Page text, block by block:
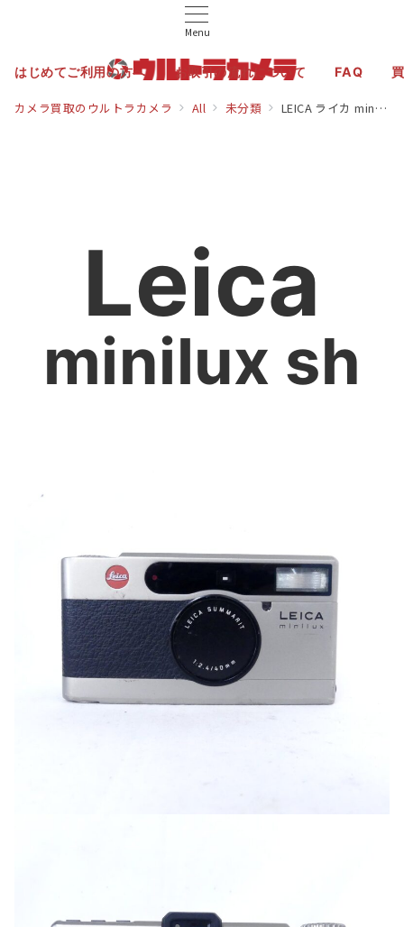
Menu
はじめてご利用の方へ お取引の流れについて FAQ
カメラ買取のウルトラカメラ All 未分類 LEICA ライカ minilux ミニルックス sh
Leica
minilux sh